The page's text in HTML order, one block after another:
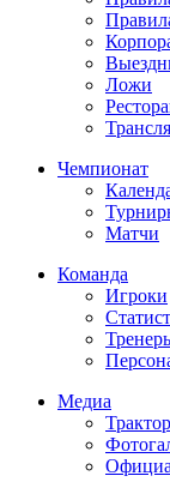
Ложи
Чемпионат
Матчи
Команда
Игроки
Медиа